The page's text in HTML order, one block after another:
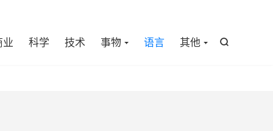

业 科学 技术 事物 语言 其他